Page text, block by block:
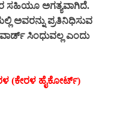
ಸಹಿಯೂ ಅಗತ್ಯವಾಗಿದೆ.
ಅವರನ್ನು ಪ್ರತಿನಿಧಿಸುವ
ಸಿಂಧುವಲ್ಲ ಎಂದು
(ಕೇರಳ ಹೈಕೋರ್ಟ್‌)